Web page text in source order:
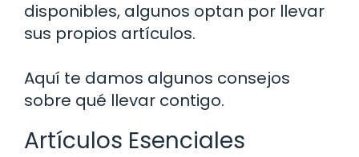
disponibles, algunos optan por llevar
sus propios artículos.
Aquí te damos algunos consejos
sobre qué llevar contigo.
Artículos Esenciales